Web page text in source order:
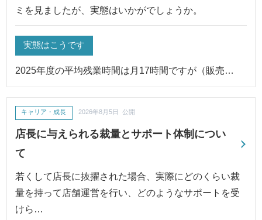
ミを見ましたが、実態はいかがでしょうか。
実態はこうです
2025年度の平均残業時間は月17時間ですが（販売…
店長に与えられる裁量とサポート体制につい
て
キャリア・成長 2026年8月5日 公開
若くして店長に抜擢された場合、実際にどのくらい裁
量を持って店舗運営を行い、どのようなサポートを受
けら…